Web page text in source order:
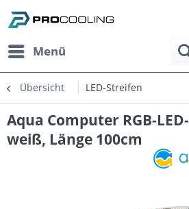
Menü
Übersicht LED-Streifen
Aqua Computer RGB-
weiß, Länge 100cm